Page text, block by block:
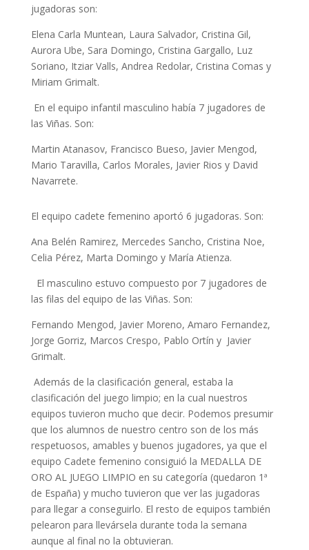
jugadoras son:
Elena Carla Muntean, Laura Salvador, Cristina Gil,
Aurora Ube, Sara Domingo, Cristina Gargallo, Luz
Soriano, Itziar Valls, Andrea Redolar, Cristina Comas y
Miriam Grimalt.
En el equipo infantil masculino había 7 jugadores de
las Viñas. Son:
Martin Atanasov, Francisco Bueso, Javier Mengod,
Mario Taravilla, Carlos Morales, Javier Rios y David
Navarrete.
El equipo cadete femenino aportó 6 jugadoras. Son:
Ana Belén Ramirez, Mercedes Sancho, Cristina Noe,
Celia Pérez, Marta Domingo y María Atienza.
El masculino estuvo compuesto por 7 jugadores de
las filas del equipo de las Viñas. Son:
Fernando Mengod, Javier Moreno, Amaro Fernandez,
Jorge Gorriz, Marcos Crespo, Pablo Ortín y Javier
Grimalt.
Además de la clasificación general, estaba la
clasificación del juego limpio; en la cual nuestros
equipos tuvieron mucho que decir. Podemos presumir
que los alumnos de nuestro centro son de los más
respetuosos, amables y buenos jugadores, ya que el
equipo Cadete femenino consiguió la MEDALLA DE
ORO AL JUEGO LIMPIO en su categoría (quedaron 1ª
de España) y mucho tuvieron que ver las jugadoras
para llegar a conseguirlo. El resto de equipos también
pelearon para llevársela durante toda la semana
aunque al final no la obtuvieran.